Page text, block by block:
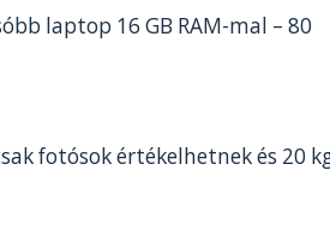
laptop 16 GB RAM-mal – 80
fotósok értékelhetnek és 20